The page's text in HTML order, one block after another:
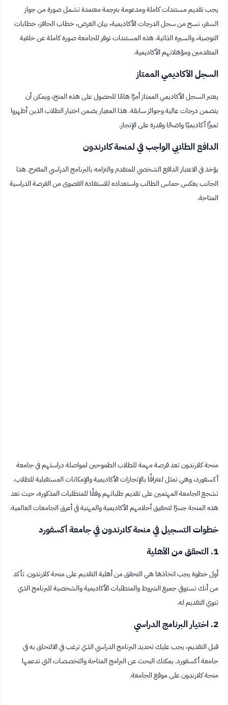
يجب تقديم مستندات كاملة ومدعومة بترجمة معتمدة تشمل صورة من جواز
السفر، نسخ من سجل الدرجات الأكاديمية، بيان الغرض، خطاب الحافز، خطابات
التوصية، والسيرة الذاتية. هذه المستندات توفر للجامعة صورة كاملة عن خلفية
المتقدمين ومؤهلاتهم الأكاديمية.
السجل الأكاديمي الممتاز
يعتبر السجل الأكاديمي الممتاز أمرًا هامًا للحصول على هذه المنح، ويمكن أن
يتضمن درجات عالية وجوائز سابقة. هذا المعيار يضمن اختيار الطلاب الذين أظهروا
تميزًا أكاديميًا واضحًا وقدرة على الإنجاز.
الدافع الطلابي الواجب في لمنحة كلارندون
يؤخذ في الاعتبار الدافع الشخصي للمتقدم والتزامه بالبرنامج الدراسي المقترح. هذا
الجانب يعكس حماس الطالب واستعداده للاستفادة القصوى من الفرصة الدراسية
المتاحة.
منحة كلارندون تعد فرصة مهمة للطلاب الطموحين لمواصلة دراستهم في جامعة
أكسفورد، وهي تمثل اعترافًا بالإنجازات الأكاديمية والإمكانات المستقبلية للطلاب.
تشجع الجامعة المهتمين على تقديم طلباتهم وفقًا للمتطلبات المذكورة، حيث تعد
هذه المنحة جسرًا لتحقيق أحلامهم الأكاديمية والمهنية في أعرق الجامعات العالمية.
خطوات التسجيل في منحة كلارندون في جامعة أكسفورد
1. التحقق من الأهلية
أول خطوة يجب اتخاذها هي التحقق من أهلية التقديم على منحة كلارندون. تأكد
من أنك تستوفي جميع الشروط والمتطلبات الأكاديمية والشخصية للبرنامج الذي
تنوي التقديم له.
2. اختيار البرنامج الدراسي
قبل التقديم، يجب عليك تحديد البرنامج الدراسي الذي ترغب في الالتحاق به في
جامعة أكسفورد. يمكنك البحث عن البرامج المتاحة والتخصصات التي تدعمها
منحة كلارندون على موقع الجامعة.